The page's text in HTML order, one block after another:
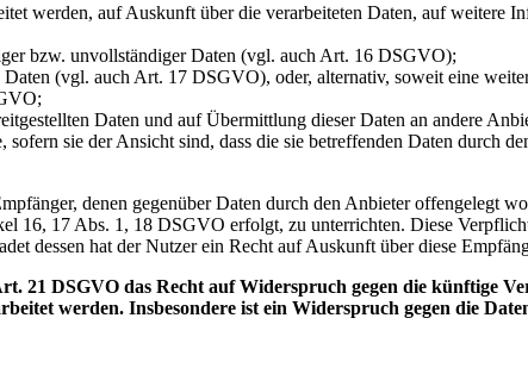
werden, auf Auskunft über die verarbeiteten Daten, auf
bzw. unvollständiger Daten (vgl. auch Art. 16 DSGVO);
(vgl. auch Art. 17 DSGVO), oder, alternativ, soweit eine
Daten und auf Übermittlung dieser Daten an andere
sie der Ansicht sind, dass die sie betreffenden Daten durch
denen gegenüber Daten durch den Anbieter offengelegt
16, 17 Abs. 1, 18 DSGVO erfolgt, zu unterrichten. Diese
dessen hat der Nutzer ein Recht auf Auskunft über diese
21 DSGVO das Recht auf Widerspruch gegen die künftige
werden. Insbesondere ist ein Widerspruch gegen die